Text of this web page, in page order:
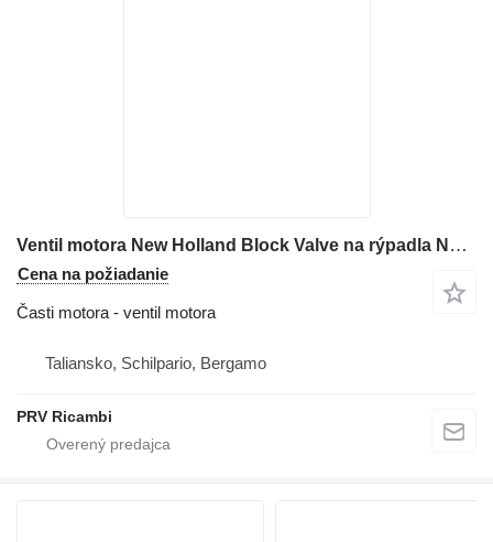
Ventil motora New Holland Block Valve na rýpadla New Holland E 385 B
Cena na požiadanie
Časti motora - ventil motora
Taliansko, Schilpario, Bergamo
PRV Ricambi